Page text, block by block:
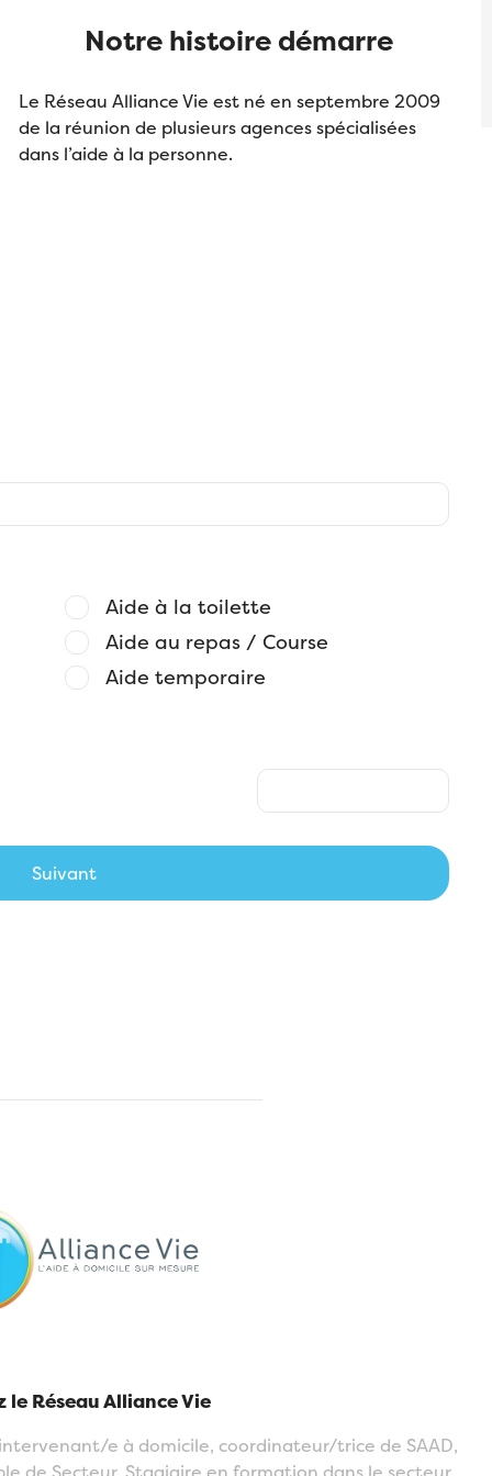
Notre histoire démarre
Le Réseau Alliance Vie est né en septembre 2009
de la réunion de plusieurs agences spécialisées
dans l’aide à la personne.
Aide à la toilette
Aide au repas / Course
Aide temporaire
Suivant
le Réseau Alliance Vie
e à domicile, coordinateur/trice de SAAD,